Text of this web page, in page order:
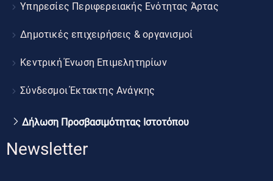
Υπηρεσίες Περιφερειακής Ενότητας Άρτας
Δημοτικές επιχειρήσεις & οργανισμοί
Κεντρική Ένωση Επιμελητηρίων
Σύνδεσμοι Έκτακτης Ανάγκης
Δήλωση Προσβασιμότητας Ιστοτόπου
Newsletter